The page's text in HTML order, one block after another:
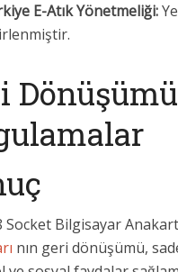
E-Atık Yönetmeliği:
Socket Bilgisayar
nın geri dönüşümü,